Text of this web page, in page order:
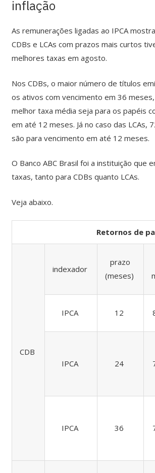
inflação
As remunerações ligadas ao IPCA
CDBs e LCAs com prazos mais curtos
melhores taxas em agosto.
Nos CDBs, o maior número de títulos
os ativos com vencimento em 36
melhor taxa média seja para os papéis
em até 12 meses. Já no caso das LCAs,
são para vencimento em até 12 meses.
O Banco ABC Brasil foi a instituição que
taxas, tanto para CDBs quanto LCAs.
Veja abaixo.
Retornos de
CDB
indexador
prazo
(meses)
IPCA 12
IPCA 24
IPCA 36